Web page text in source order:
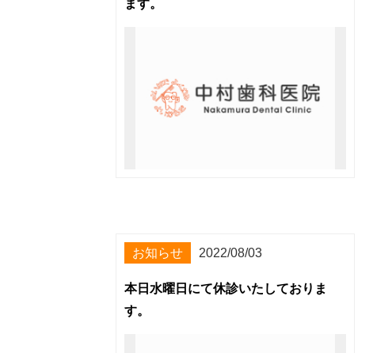
ます。
お知らせ 2022/08/03
本日水曜日にて休診いたしておりま
す。